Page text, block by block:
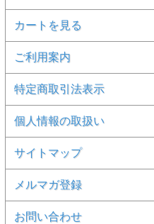
カートを見る
ご利用案内
特定商取引法表示
個人情報の取扱い
サイトマップ
メルマガ登録
お問い合わせ